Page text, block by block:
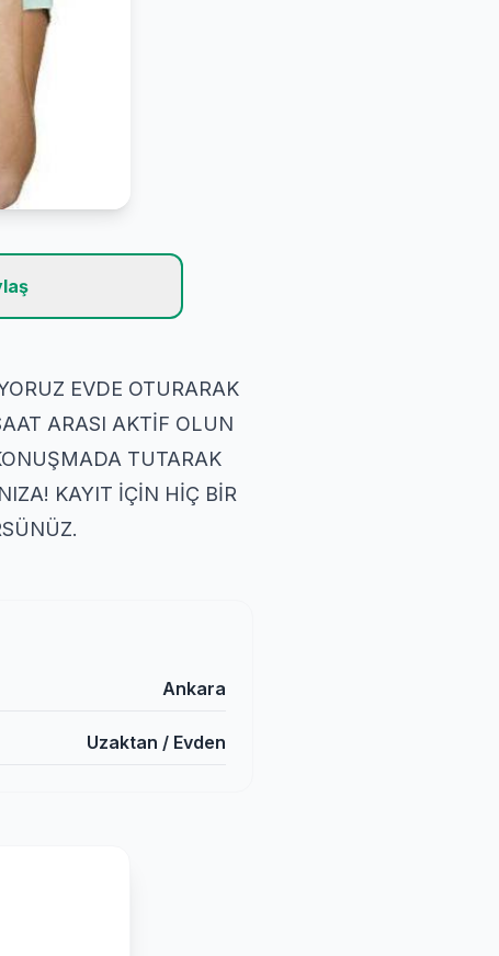
EVDE OTURARAK
ARASI AKTİF OLUN
TUTARAK
KAYIT İÇİN HİÇ BİR
Ankara
Uzaktan / Evden